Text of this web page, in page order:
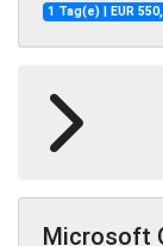
1 Tag(e) | EUR
Microsoft